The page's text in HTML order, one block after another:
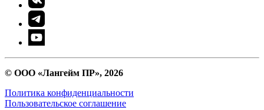
© ООО «Лангейм ПР», 2026
Политика конфиденциальности
Пользовательское соглашение